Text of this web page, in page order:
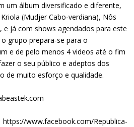
um álbum diversificado e diferente,
(Mudjer Cabo-verdiana), Nôs
e já com shows agendados para este
grupo prepara-se para o
e de pelo menos 4 videos até o fim
o seu público e adeptos dos
de muito esforço e qualidade.
Republica-